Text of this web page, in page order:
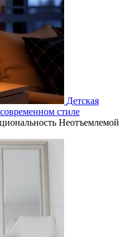
Детская
стиле
Неотъемлемой